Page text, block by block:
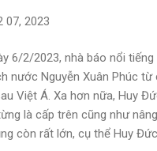
07, 2023
6/2/2023, nhà báo nổi
nước Nguyễn Xuân Phúc
Việt Á. Xa hơn nữa, Huy
là cấp trên cũng như
còn rất lớn, cụ thể Huy